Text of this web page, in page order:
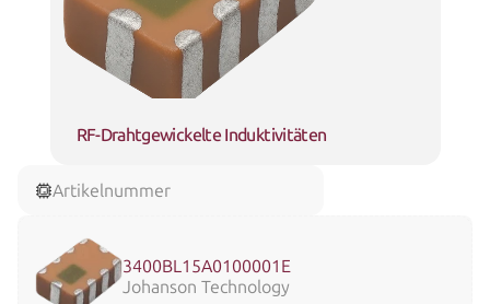
RF-Drahtgewickelte Induktivitäten
Artikelnummer
3400BL15A0100001E
Johanson Technology